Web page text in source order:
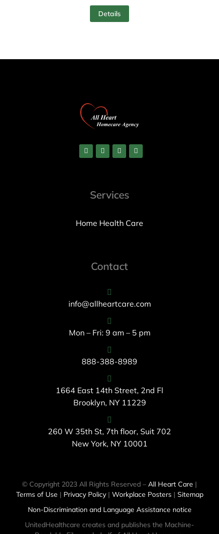
Details
Services
Home Health Care
Contact
info@allheartcare.com
Mon – Fri: 9 am – 5 pm
888-388-8989
1664 East 14th Street, 2nd Fl
Brooklyn, NY 11229
260 W 35th St, 7th floor, Suit 702
New York, NY 10001
© Copyright 2023 All Rights Reserved – All Heart Care |
Terms of Use | Privacy Policy| Workplace Posters| Sitemap
Non-Discrimination and Language Assistance notice
UnitedHealthcare creates and publishes the Machine-